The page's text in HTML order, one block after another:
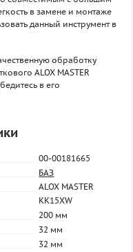
в замене и монтаже
данный инструмент в
обработку
ALOX MASTER
в его
00-00181665
БАЗ
ALOX MASTER
KK15XW
200 мм
32 мм
32 мм